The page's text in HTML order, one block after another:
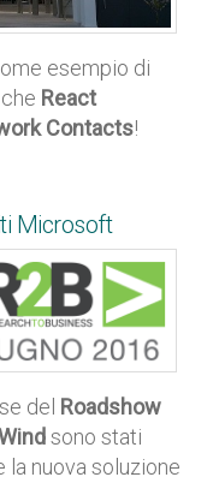
esempio di
React
Contacts!
Microsoft
del Roadshow
sono stati
nuova soluzione